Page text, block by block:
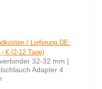
/ Lieferung DE:
€ (2-12 Tage)
32-32 mm |
Adapter 4